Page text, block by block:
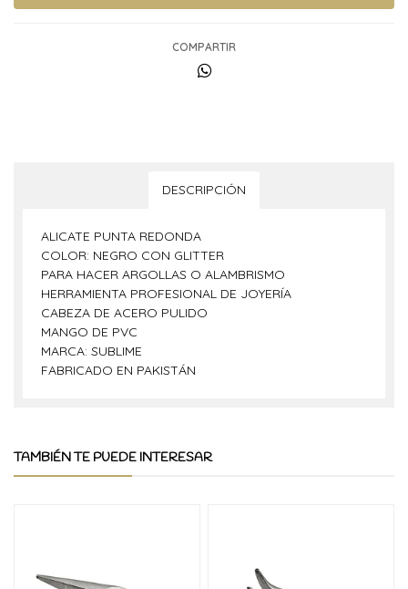
COMPARTIR
DESCRIPCIÓN
ALICATE PUNTA REDONDA
COLOR: NEGRO CON GLITTER
PARA HACER ARGOLLAS O ALAMBRISMO
HERRAMIENTA PROFESIONAL DE JOYERÍA
CABEZA DE ACERO PULIDO
MANGO DE PVC
MARCA: SUBLIME
FABRICADO EN PAKISTÁN
TAMBIÉN TE PUEDE INTERESAR